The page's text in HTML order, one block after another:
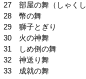
27 部屋の舞（しゃくし
28 幣の舞
29 獅子とぎり
30 火の神舞
31 しめ倒の舞
32 神送り舞
33 成就の舞